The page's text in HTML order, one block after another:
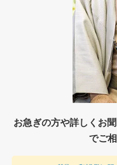
お急ぎの方や詳しくお
でご